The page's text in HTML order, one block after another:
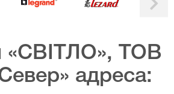
«СВІТЛО», ТОВ
адреса: